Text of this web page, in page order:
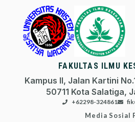
FAKULTAS ILMU
Kampus II, Jalan Kartini
50711 Kota Salatiga,
+62298-324861
Media Sosial